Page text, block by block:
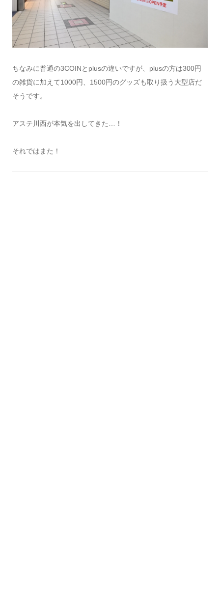
ちなみに普通の3COINとplusの違いですが、plusの方は300円
の雑貨に加えて1000円、1500円のグッズも取り扱う大型店だ
そうです。
アステ川西が本気を出してきた…！
それではまた！